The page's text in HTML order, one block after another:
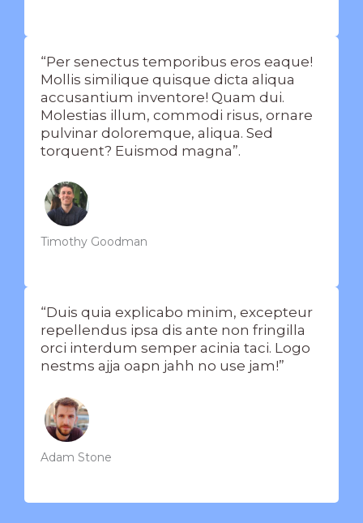
“Per senectus temporibus eros eaque!
Mollis similique quisque dicta aliqua
accusantium inventore! Quam dui.
Molestias illum, commodi risus, ornare
pulvinar doloremque, aliqua. Sed
torquent? Euismod magna”.
Timothy Goodman
“Duis quia explicabo minim, excepteur
repellendus ipsa dis ante non fringilla
orci interdum semper acinia taci. Logo
nestms ajja oapn jahh no use jam!”
Adam Stone